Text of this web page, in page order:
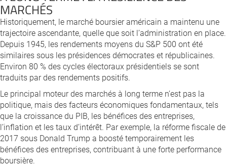
MARCHÉS
Historiquement, le marché boursier américain a maintenu une
trajectoire ascendante, quelle que soit l’administration en place.
Depuis 1945, les rendements moyens du S&P 500 ont été
similaires sous les présidences démocrates et républicaines.
Environ 80 % des cycles électoraux présidentiels se sont
traduits par des rendements positifs.
Le principal moteur des marchés à long terme n’est pas la
politique, mais des facteurs économiques fondamentaux, tels
que la croissance du PIB, les bénéfices des entreprises,
l’inflation et les taux d’intérêt. Par exemple, la réforme fiscale de
2017 sous Donald Trump a boosté temporairement les
bénéfices des entreprises, contribuant à une forte performance
boursière.